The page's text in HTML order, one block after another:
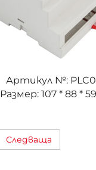
Артикул №:
Размер: 107 * 88 *
Следваща